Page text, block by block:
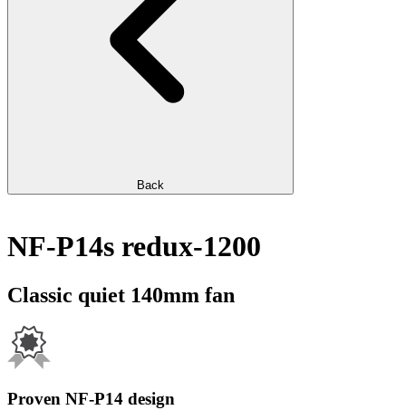
Back
NF-P14s redux-1200
Classic quiet 140mm fan
Proven NF-P14 design